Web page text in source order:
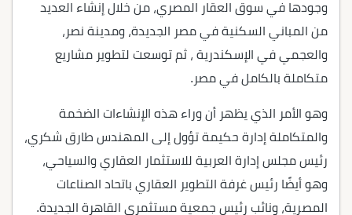
وجودها في سوق العقار المصري، من خلال إنشاء العديد
من المباني السكنية في مصر الجديدة، ومدينة نصر،
والعجمي في الإسكندرية ، ثم توسعت لتطوير مشاريع
متكاملة بالكامل في مصر.
وهو الأمر الذي يظهر أن وراء هذه الإنشاءات الضخمة
والمتكاملة إدارة حكيمة تؤول إلى المهندس طارق شكري،
رئيس مجلس إدارة العربية للاستثمار العقاري والسياحي،
وهو أيضًا رئيس غرفة التطوير العقاري باتحاد الصناعات
المصرية، ونائب رئيس جمعية مستثمري القاهرة الجديدة.